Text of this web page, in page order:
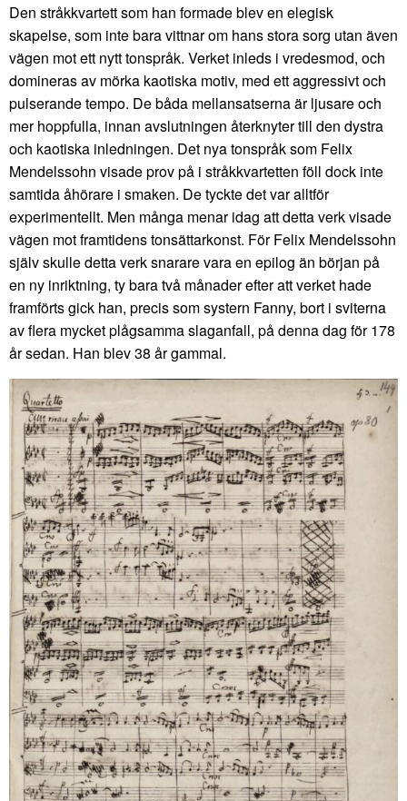
Den stråkkvartett som han formade blev en elegisk
skapelse, som inte bara vittnar om hans stora sorg utan även
vägen mot ett nytt tonspråk. Verket inleds i vredesmod, och
domineras av mörka kaotiska motiv, med ett aggressivt och
pulserande tempo. De båda mellansatserna är ljusare och
mer hoppfulla, innan avslutningen återknyter till den dystra
och kaotiska inledningen. Det nya tonspråk som Felix
Mendelssohn visade prov på i stråkkvartetten föll dock inte
samtida åhörare i smaken. De tyckte det var alltför
experimentellt. Men många menar idag att detta verk visade
vägen mot framtidens tonsättarkonst. För Felix Mendelssohn
själv skulle detta verk snarare vara en epilog än början på
en ny inriktning, ty bara två månader efter att verket hade
framförts gick han, precis som systern Fanny, bort i sviterna
av flera mycket plågsamma slaganfall, på denna dag för 178
år sedan. Han blev 38 år gammal.